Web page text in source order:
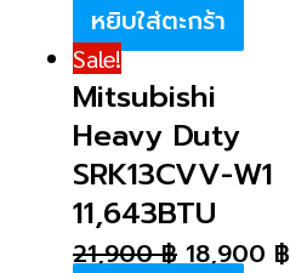
หยิบใส่ตะกร้า
Sale!
Mitsubishi
Heavy Duty
SRK13CVV-W1
11,643BTU
21,900฿ 18,900 ฿